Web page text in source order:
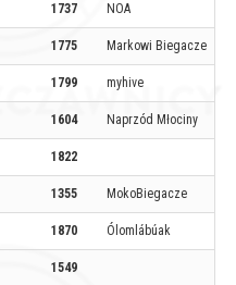
1737 NOA
1775 Markowi Biegacze
1799 myhive
1604 Naprzód Młociny
1822
1355 MokoBiegacze
1870 Ólomlábúak
1549